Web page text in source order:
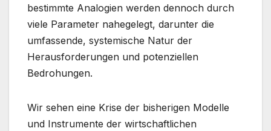
bestimmte Analogien werden dennoch durch
viele Parameter nahegelegt, darunter die
umfassende, systemische Natur der
Herausforderungen und potenziellen
Bedrohungen.
Wir sehen eine Krise der bisherigen Modelle
und Instrumente der wirtschaftlichen